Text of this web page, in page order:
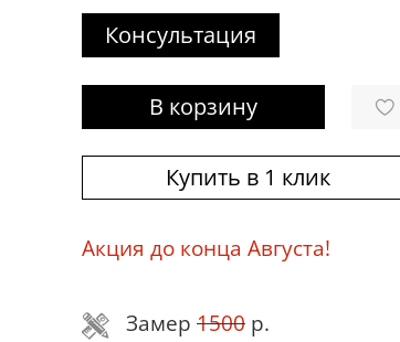
Консультация
В корзину
Купить в 1 клик
Акция до конца Августа!
Замер 1500 р.